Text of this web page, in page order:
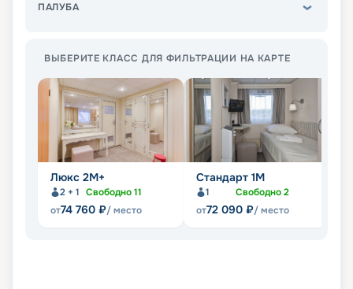
ПАЛУБА
ВЫБЕРИТЕ КЛАСС ДЛЯ ФИЛЬТРАЦИИ НА КАРТЕ
Люкс 2М+
2 + 1 Свободно11
от74 760 ₽/ место
Стандарт 1M
1 Свободно2
от72 090 ₽/ место